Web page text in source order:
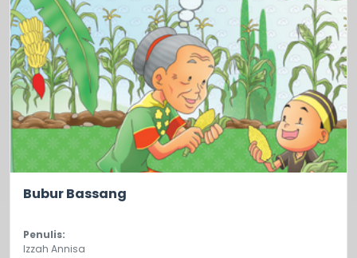
Bubur Bassang
Penulis:
Izzah Annisa